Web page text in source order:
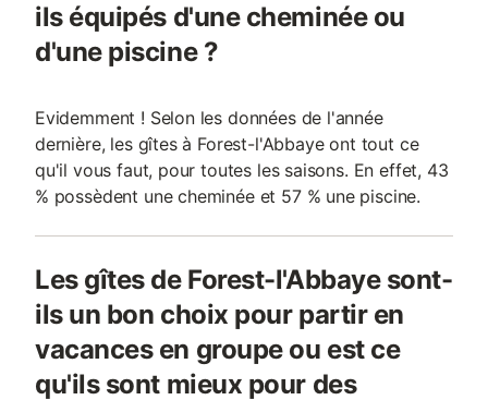
ils équipés d'une cheminée ou
d'une piscine ?
Evidemment ! Selon les données de l'année
dernière, les gîtes à Forest-l'Abbaye ont tout ce
qu'il vous faut, pour toutes les saisons. En effet, 43
% possèdent une cheminée et 57 % une piscine.
Les gîtes de Forest-l'Abbaye sont-
ils un bon choix pour partir en
vacances en groupe ou est ce
qu'ils sont mieux pour des